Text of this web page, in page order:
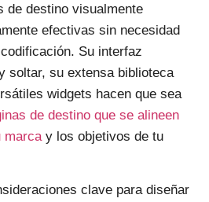
de destino visualmente
efectivas sin necesidad
Su interfaz
soltar, su extensa biblioteca
widgets hacen que sea
de destino que se alineen
marca y los objetivos de tu
clave para diseñar